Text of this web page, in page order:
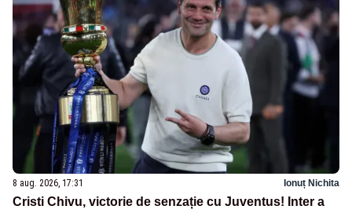
8 aug. 2026, 17:31 Ionuț Nichita
Cristi Chivu, victorie de senzație cu Juventus! Inter a